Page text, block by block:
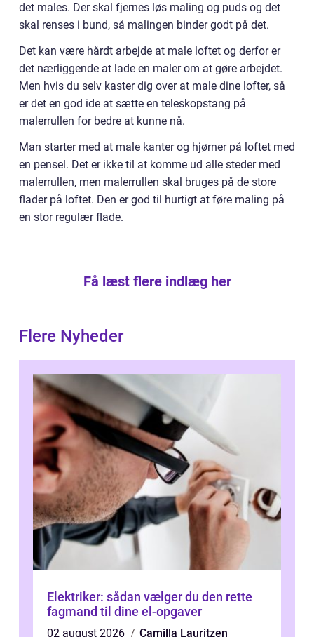
det males. Der skal fjernes løs maling og puds og det
skal renses i bund, så malingen binder godt på det.
Det kan være hårdt arbejde at male loftet og derfor er
det nærliggende at lade en maler om at gøre arbejdet.
Men hvis du selv kaster dig over at male dine lofter, så
er det en god ide at sætte en teleskopstang på
malerrullen for bedre at kunne nå.
Man starter med at male kanter og hjørner på loftet med
en pensel. Det er ikke til at komme ud alle steder med
malerrullen, men malerrullen skal bruges på de store
flader på loftet. Den er god til hurtigt at føre maling på
en stor regulær flade.
Få læst flere indlæg her
Flere Nyheder
Elektriker: sådan vælger du den rette
fagmand til dine el-opgaver
02 august 2026 Camilla Lauritzen